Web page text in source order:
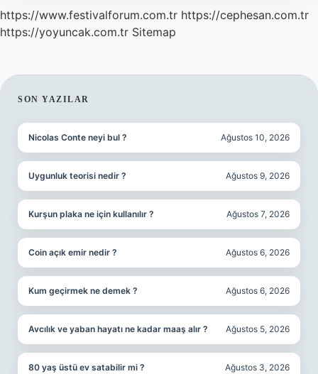
https://www.festivalforum.com.tr https://cephesan.com.tr
https://yoyuncak.com.tr Sitemap
SIDEBAR
SON YAZILAR
Nicolas Conte neyi bul ? Ağustos 10, 2026
Uygunluk teorisi nedir ? Ağustos 9, 2026
Kurşun plaka ne için kullanılır ? Ağustos 7, 2026
Coin açık emir nedir ? Ağustos 6, 2026
Kum geçirmek ne demek ? Ağustos 6, 2026
Avcılık ve yaban hayatı ne kadar maaş alır ? Ağustos 5, 2026
80 yaş üstü ev satabilir mi ? Ağustos 3, 2026